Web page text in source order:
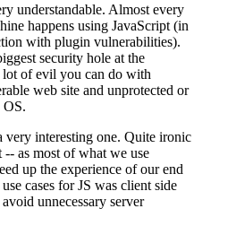
understandable. Almost every
happens using JavaScript (in
with plugin vulnerabilities).
security hole at the
lot of evil you can do with
web site and unprotected or
OS.
very interesting one. Quite ironic
as most of what we use
up the experience of our end
cases for JS was client side
unnecessary server